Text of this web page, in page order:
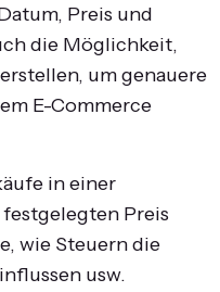
Preis und
die Möglichkeit,
um genauere
E-Commerce
in einer
Preis
wie Steuern die
usw.